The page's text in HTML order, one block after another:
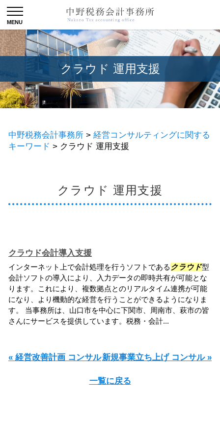
クラウド 運用支援
中野税務会計事務所 > 経営コンサルティングに関する
キーワード > クラウド 運用支援
クラウド 運用支援
クラウド会計導入支援
インターネット上で会計処理を行うソフトである クラウド型
会計ソフトの導入により、入力データの即時共有が可能とな
ります。これにより、複数拠点とのリアルタイム連携が可能
になり、より機動的な経営を行うことができるようになりま
す。 当事務所は、山口市を中心に下関市、周南市、萩市の皆
さんにサービスを提供しています。税務・会計...
« 経営改善計画 コンサル新規事業立ち上げ コンサル »
一覧に戻る